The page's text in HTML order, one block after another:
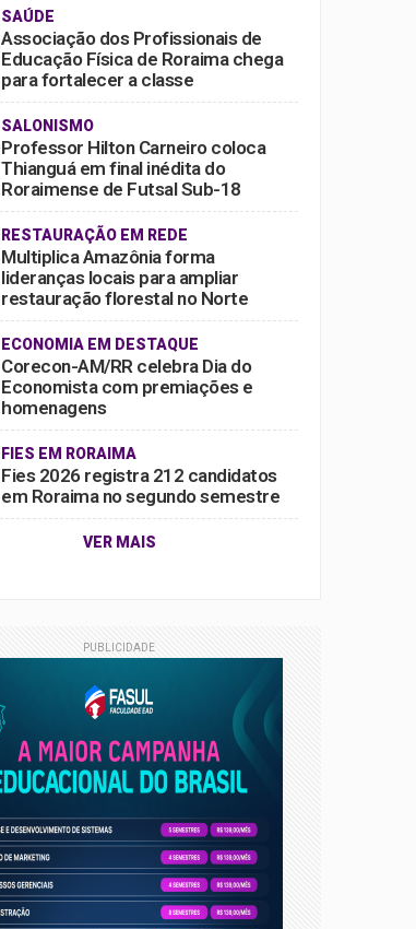
SAÚDE
Associação dos Profissionais de
Educação Física de Roraima chega
para fortalecer a classe
SALONISMO
Professor Hilton Carneiro coloca
Thianguá em final inédita do
Roraimense de Futsal Sub-18
RESTAURAÇÃO EM REDE
Multiplica Amazônia forma
lideranças locais para ampliar
restauração florestal no Norte
ECONOMIA EM DESTAQUE
Corecon-AM/RR celebra Dia do
Economista com premiações e
homenagens
FIES EM RORAIMA
Fies 2026 registra 212 candidatos
em Roraima no segundo semestre
VER MAIS
PUBLICIDADE